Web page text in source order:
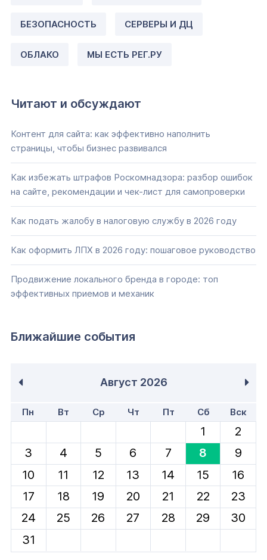
БЕЗОПАСНОСТЬ СЕРВЕРЫ И ДЦ
ОБЛАКО МЫ ЕСТЬ РЕГ.РУ
Читают и обсуждают
Контент для сайта: как эффективно наполнить
страницы, чтобы бизнес развивался
Как избежать штрафов Роскомнадзора: разбор ошибок
на сайте, рекомендации и чек-лист для самопроверки
Как подать жалобу в налоговую службу в 2026 году
Как оформить ЛПХ в 2026 году: пошаговое руководство
Продвижение локального бренда в городе: топ
эффективных приемов и механик
Ближайшие события
Август 2026
Пн Вт Ср Чт Пт Сб Вск
1
2
3
4 5 6 7 8
9
10
11 12 13 14 15
16
17
18 19 20 21 22
23
24
25 26 27 28 29
30
31